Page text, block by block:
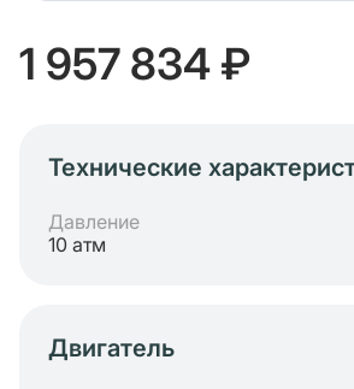
1 957 834 ₽
Технические
Давление
10 атм
Двигатель